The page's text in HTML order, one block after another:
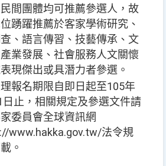
間團體均可推薦參選人，故
踴躍推薦於客家學術研究、
、語言傳習、技藝傳承、文
業發展、社會服務人文關懷
現傑出或具潛力者參選。
報名期限自即日起至105年
日止，相關規定及參選文件請
委員會全球資訊網
www.hakka.gov.tw/法令規
。